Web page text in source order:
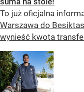
To już oficjalna
Warszawa do
wynieść kwota